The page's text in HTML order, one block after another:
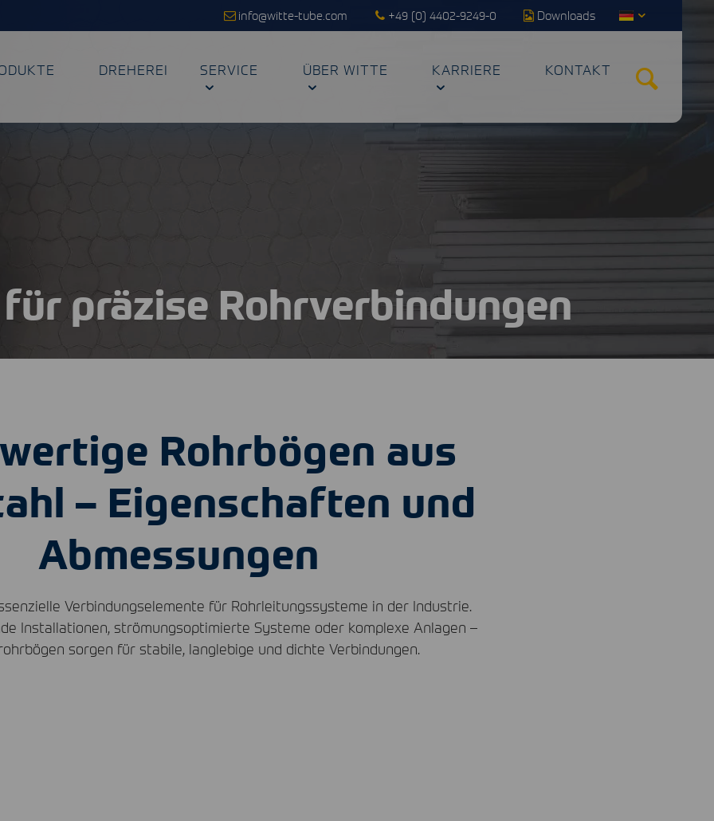
info@witte-tube.com +49 (0) 4402-9249-0 Downloads
DREHEREI SERVICE ÜBER WITTE KARRIERE KONTAKT
präzise Rohrverbindungen
Rohrbögen aus
– Eigenschaften und
Abmessungen
Verbindungselemente für Rohrleitungssysteme in der Industrie.
Installationen, strömungsoptimierte Systeme oder komplexe Anlagen –
sorgen für stabile, langlebige und dichte Verbindungen.